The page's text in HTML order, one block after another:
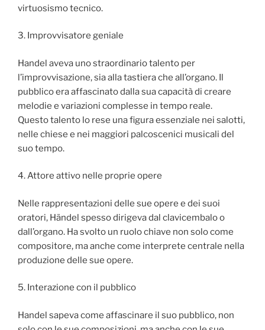
virtuosismo tecnico.
3. Improvvisatore geniale
Handel aveva uno straordinario talento per
l’improvvisazione, sia alla tastiera che all’organo. Il
pubblico era affascinato dalla sua capacità di creare
melodie e variazioni complesse in tempo reale.
Questo talento lo rese una figura essenziale nei salotti,
nelle chiese e nei maggiori palcoscenici musicali del
suo tempo.
4. Attore attivo nelle proprie opere
Nelle rappresentazioni delle sue opere e dei suoi
oratori, Händel spesso dirigeva dal clavicembalo o
dall’organo. Ha svolto un ruolo chiave non solo come
compositore, ma anche come interprete centrale nella
produzione delle sue opere.
5. Interazione con il pubblico
Handel sapeva come affascinare il suo pubblico, non